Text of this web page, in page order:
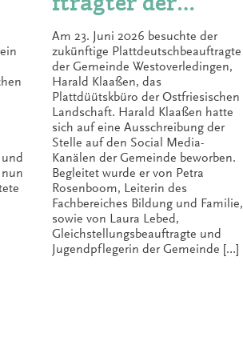
Gemeinde
Westoverledingen
zu Gast im
Plattdüütskbüro
Am 23. Juni 2026 besuchte der
zukünftige Plattdeutschbeauftragte
der Gemeinde Westoverledingen,
Harald Klaaßen, das
Plattdüütskbüro der Ostfriesischen
Landschaft. Harald Klaaßen hatte
sich auf eine Ausschreibung der
Stelle auf den Social Media-
Kanälen der Gemeinde beworben.
Begleitet wurde er von Petra
Rosenboom, Leiterin des
Fachbereiches Bildung und Familie,
sowie von Laura Lebed,
Gleichstellungsbeauftragte und
Jugendpflegerin der Gemeinde […]